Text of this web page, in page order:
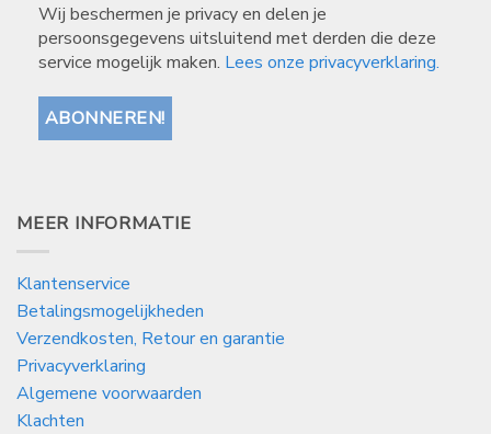
Wij beschermen je privacy en delen je
persoonsgegevens uitsluitend met derden die deze
service mogelijk maken. Lees onze privacyverklaring.
MEER INFORMATIE
Klantenservice
Betalingsmogelijkheden
Verzendkosten, Retour en garantie
Privacyverklaring
Algemene voorwaarden
Klachten